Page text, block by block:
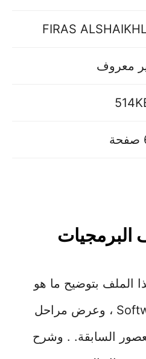
FIRAS
معروف
البرمجيات
الملف بتوضيح ما هو
تعريف البرمجيات Software ، وعرض مراحل
السابقة. . وشرح